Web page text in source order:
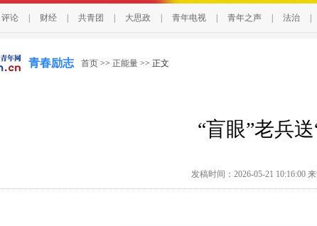
评论 财经 共青团 大思政 青年电视 青年之声 法治
青春励志 首页 >> 正能量 >> 正文
“盲眼”老兵
发稿时间：2026-05-21 10:16:00 来